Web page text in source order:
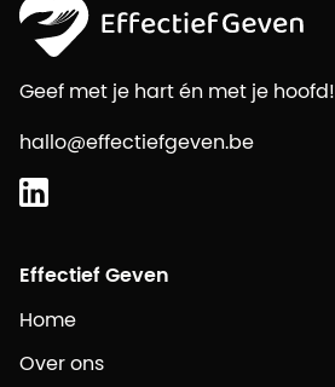
Geef met je hart én met je hoofd!
hallo@effectiefgeven.be
Effectief Geven
Home
Over ons